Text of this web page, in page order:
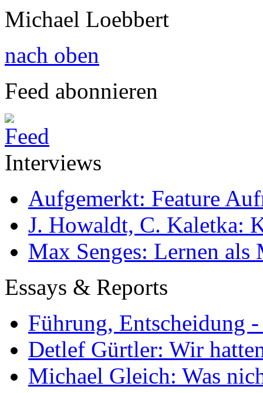
Michael Loebbert
nach oben
Feed abonnieren
Interviews
Aufgemerkt: Feature
J. Howaldt, C. Kaletka:
Max Senges: Lernen als
Essays & Reports
Führung, Entscheidung
Detlef Gürtler: Wir
Michael Gleich: Was